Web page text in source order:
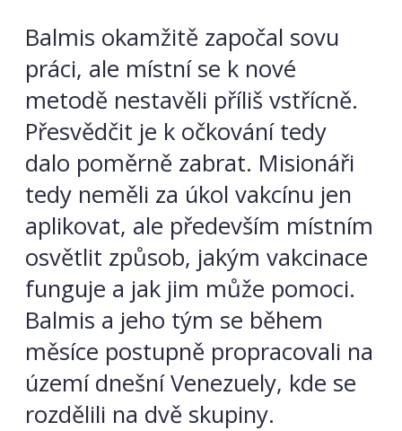
Balmis okamžitě započal sovu
práci, ale místní se k nové
metodě nestavěli příliš vstřícně.
Přesvědčit je k očkování tedy
dalo poměrně zabrat. Misionáři
tedy neměli za úkol vakcínu jen
aplikovat, ale především místním
osvětlit způsob, jakým vakcinace
funguje a jak jim může pomoci.
Balmis a jeho tým se během
měsíce postupně propracovali na
území dnešní Venezuely, kde se
rozdělili na dvě skupiny.